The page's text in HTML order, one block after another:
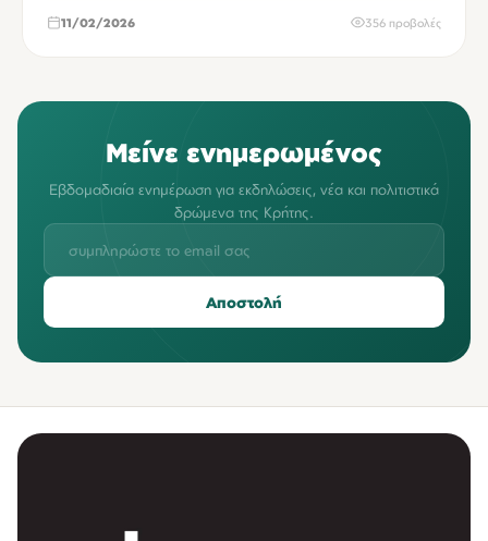
11/02/2026 356 προβολές
Μείνε ενημερωμένος
Εβδομαδιαία ενημέρωση για εκδηλώσεις, νέα και πολιτιστικά
δρώμενα της Κρήτης.
Αποστολή